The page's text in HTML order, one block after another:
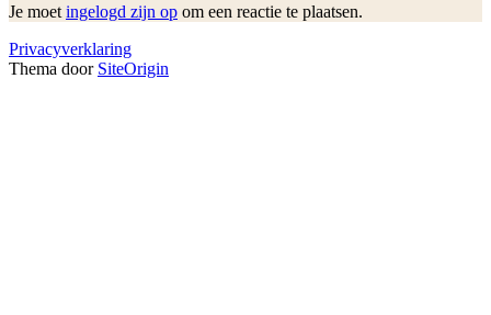
Je moet ingelogd zijn op om een reactie te plaatsen.
Privacyverklaring
Thema door SiteOrigin